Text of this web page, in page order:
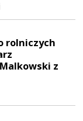
rolniczych
z